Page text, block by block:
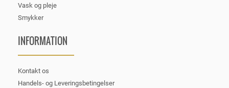
Vask og pleje
Smykker
INFORMATION
Kontakt os
Handels- og Leveringsbetingelser